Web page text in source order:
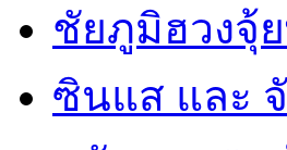
ชัยภูมิฮวงจุ้
ซินแส และ